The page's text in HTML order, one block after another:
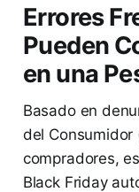
Errores
Pueden
en una
Basado en
del Consumidor
compradores,
Black Friday